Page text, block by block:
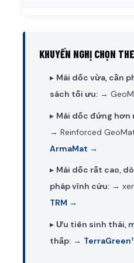
KHUYẾN NGHỊ CHỌN
▸ Mái dốc vừa, cần
sách tối ưu: →
▸ Mái dốc đứng
→ Reinforced
ArmaMat →
▸ Mái dốc rất cao,
pháp vĩnh cửu: →
TRM →
▸Ưu tiên sinh thái,
thấp: →